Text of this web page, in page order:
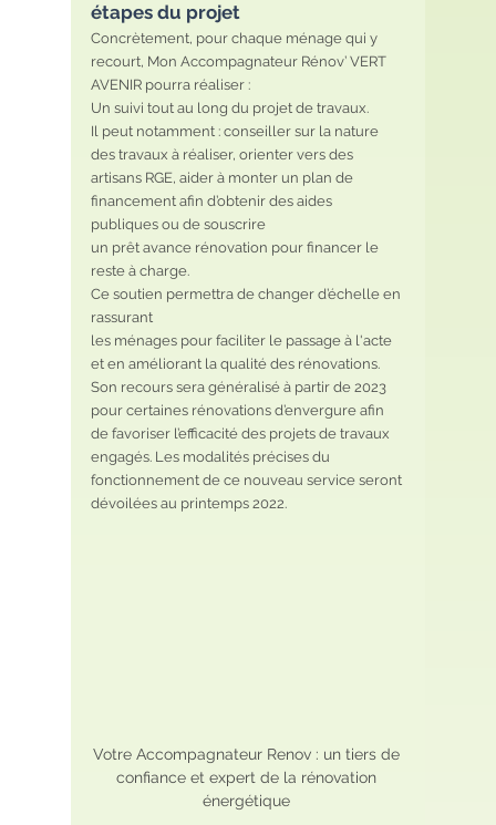
étapes du projet
Concrètement, pour chaque ménage qui y
recourt, Mon Accompagnateur Rénov’ VERT
AVENIR pourra réaliser :
Un suivi tout au long du projet de travaux.
Il peut notamment : conseiller sur la nature
des travaux à réaliser, orienter vers des
artisans RGE, aider à monter un plan de
financement afin d’obtenir des aides
publiques ou de souscrire
un prêt avance rénovation pour financer le
reste à charge.
Ce soutien permettra de changer d’échelle en
rassurant
les ménages pour faciliter le passage à l'acte
et en améliorant la qualité des rénovations.
Son recours sera généralisé à partir de 2023
pour certaines rénovations d’envergure afin
de favoriser l’efficacité des projets de travaux
engagés. Les modalités précises du
fonctionnement de ce nouveau service seront
dévoilées au printemps 2022.
Votre Accompagnateur Renov : un tiers de
confiance et expert de la rénovation
énergétique